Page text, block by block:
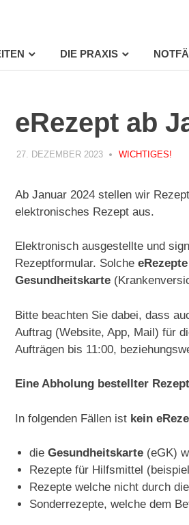
DIE PRAXIS
eRezept ab
27. DEZEMBER 2023 PRAXIS
WICHTIGES!
Ab Januar 2024 stellen wir
elektronisches Rezept aus.
Elektronisch ausgestellte und
Rezeptformular. Solche eRezepte
Gesundheitskarte
Bitte beachten Sie dabei, dass
Auftrag (Website, App, Mail) für
Aufträgen bis 11:00,
Eine Abholung bestellter
In folgenden Fällen ist kein
die Gesundheitskarte (eGK)
Rezepte für Hilfsmittel
Rezepte welche nicht durch
Sonderrezepte, welche dem